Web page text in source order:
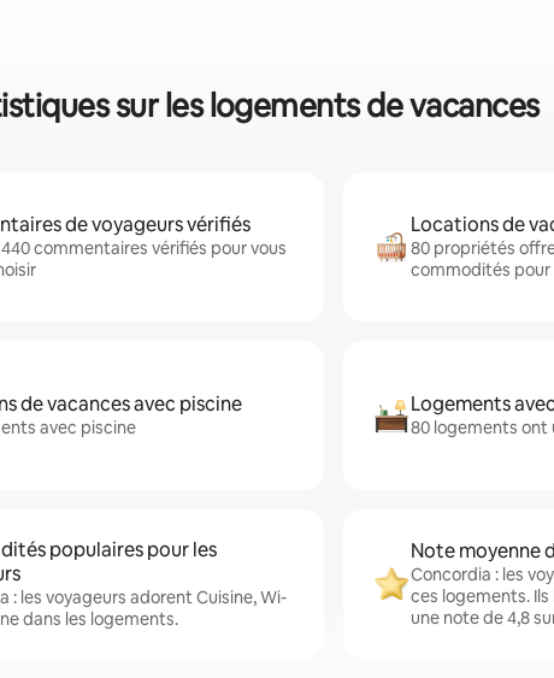
sur les logements de vacances
de voyageurs vérifiés
440 commentaires vérifiés pour vous
Locations de
80 propriétés
commodités pour
de vacances avec piscine
avec piscine
Logements
80 logements ont
populaires pour les
: les voyageurs adorent Cuisine, Wi-
dans les logements.
Note moyenne
Concordia : les
ces logements.
une note de 4,8